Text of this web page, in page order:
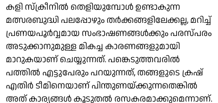
കളി സ്‌ക്രീനില്‍ തെളിയുമ്പോള്‍ ഉണ്ടാകുന്ന
മത്സരബുദ്ധി പലപ്പോഴും തര്‍ക്കങ്ങളിലേക്കല്ല, മറിച്ച്
പ്രണയപൂര്‍വ്വമായ സംഭാഷണങ്ങള്‍ക്കും പരസ്പരം
അടുക്കാനുമുള്ള മികച്ച കാരണങ്ങളുമായി
മാറുകയാണ് ചെയ്യുന്നത്. പങ്കെടുത്തവരില്‍
പത്തില്‍ എട്ടുപേരും പറയുന്നത്, തങ്ങളുടെ ക്രഷ്
എതിര്‍ ടീമിനെയാണ് പിന്തുണയ്ക്കുന്നതെങ്കില്‍
അത് കാര്യങ്ങള്‍ കൂടുതല്‍ രസകരമാക്കുമെന്നാണ്.